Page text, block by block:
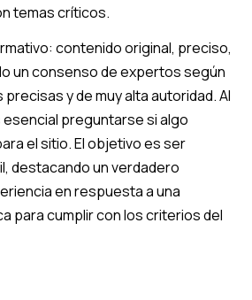
temas críticos.
contenido original, preciso,
un consenso de expertos según
y de muy alta autoridad. Al
preguntarse si algo
el sitio. El objetivo es ser
destacando un verdadero
en respuesta a una
para cumplir con los criterios del